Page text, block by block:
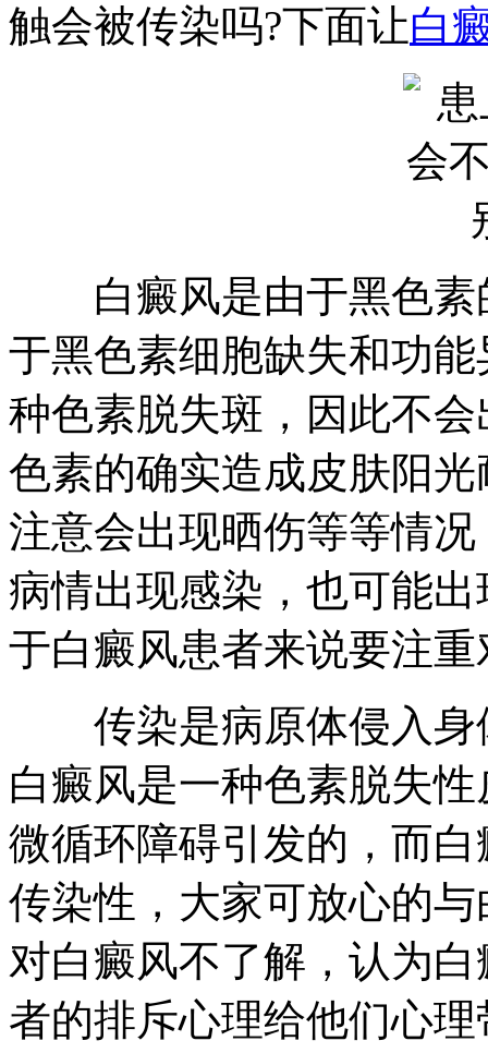
触会被传染吗?下面让白
白癜风是由于黑色素
于黑色素细胞缺失和功
种色素脱失斑，因此不
色素的确实造成皮肤阳
注意会出现晒伤等等情
病情出现感染，也可能
于白癜风患者来说要注
传染是病原体侵入身
白癜风是一种色素脱失
微循环障碍引发的，而
传染性，大家可放心的
对白癜风不了解，认为
者的排斥心理给他们心